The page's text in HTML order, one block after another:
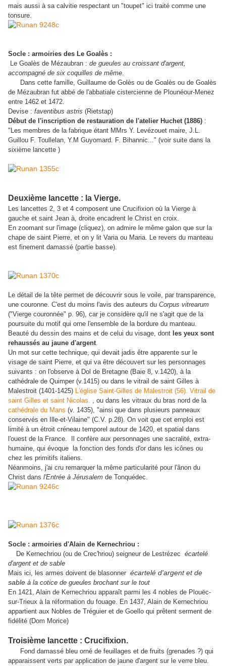
mais aussi à sa calvitie respectant un "toupet" ici traité comme une
tonsure.
Socle : armoiries des Le Goalès :
Le Goalès de Mézaubran : de gueules au croissant d'argent,
accompagné de six coquilles de même.
Dans cette famille, Guillaume de Golès ou de Goalès ou de Goalès
de Mézaubran fut abbé de l'abbatiale cistercienne de Plounéour-Menez
entre 1462 et 1472.
Devise : faventibus astris (Rietstap)
Début de l'inscription de restauration de l'atelier Huchet (1886) :
"Les membres de la fabrique étant MMrs Y. Levézouet maire, J.L.
Guillou F. Toullelan, Y.M Guyomard. F. Bihannic..." (voir suite dans la
sixième lancette )
Deuxième lancette : la Vierge.
Les lancettes 2, 3 et 4 composent une Crucifixion où la Vierge à
gauche et saint Jean à, droite encadrent le Christ en croix.
En zoomant sur l'image (cliquez), on admire le même galon que sur la
chape de saint Pierre, et on y lit Varia ou Maria. Le revers du manteau
est finement damassé (partie basse).
Le détail de la tête permet de découvrir sous le voile, par transparence,
une couronne. C'est du moins l'avis des auteurs du Corpus vitrearum
("Vierge couronnée" p. 96), car je considère qu'il ne s'agit que de la
poursuite du motif qui orne l'ensemble de la bordure du manteau.
Beauté du dessin des mains et de celui du visage, dont les yeux sont
rehaussés au jaune d'argent.
Un mot sur cette technique, qui devait jadis être apparente sur le
visage de saint Pierre, et qui va être découvert sur les personnages
suivants : on l'observe à Dol de Bretagne (Baie 8, v.1420), à la
cathédrale de Quimper (v.1415) ou dans le vitrail de saint Gilles à
Malestroit (1401-1425) L'église Saint-Gilles de Malestroit (56). Vitrail de
saint Gilles et saint Nicolas. , ou dans les vitraux du bras nord de la
cathédrale du Mans (v. 1435), "ainsi que dans plusieurs panneaux
conservés en Ille-et-Vilaine" (C.V. p.28). On voit que cet emploi est
limité à un étroit créneau temporel autour de 1420, et spatial dans
l'ouest de la France. Il confère aux personnages une sacralité, extra-
humaine, qui évoque la fonction des fonds d'or dans les icônes ou
chez les primitifs italiens.
Néanmoins, j'ai cru remarquer la même particularité pour l'ânon du
Christ dans l'Entrée à Jérusalem de Tonquédec.
Socle : armoiries d'Alain de Kernechriou :
De Kernechriou (ou de Crec'hriou) seigneur de Lestrézec écartelé
d'argent et de sable
Mais ici, les armes doivent de blasonner écartelé d'argent et de
sable à la cotice de gueules brochant sur le tout
En 1421, Alain de Kernechriou apparaît parmi les 4 nobles de Plouëc-
sur-Trieux à la réformation du fouage. En 1437, Alain de Kernechriou
appartient aux Nobles de Tréguier et de Goello qui prêtent serment de
fidélité (Dom Morice)
Troisième lancette : Crucifixion.
Fond damassé bleu orné de feuillages et de fruits (grenades ?) qui
apparaissent verts par application de jaune d'argent sur le verre bleu.